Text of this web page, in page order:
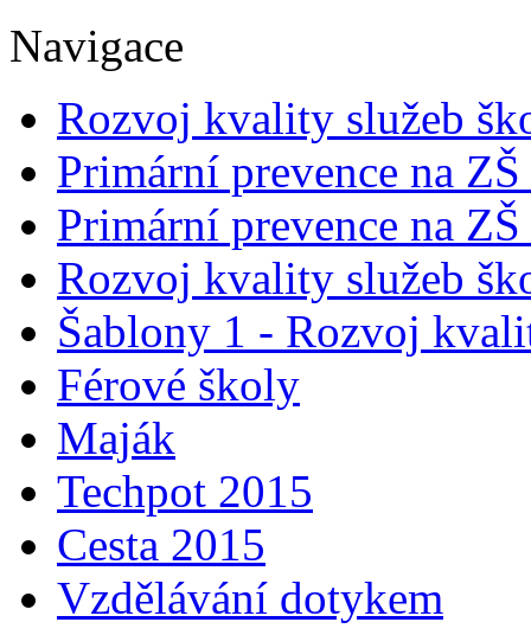
Navigace
Rozvoj kvality služeb
Primární prevence na
Primární prevence na
Rozvoj kvality služeb
Šablony 1 - Rozvoj
Férové školy
Maják
Techpot 2015
Cesta 2015
Vzdělávání dotykem